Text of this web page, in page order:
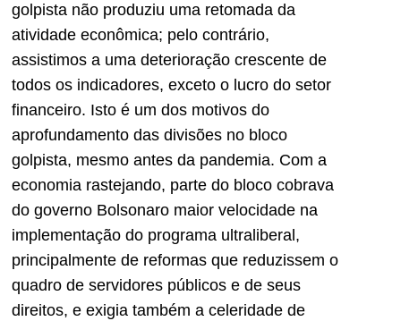
golpista não produziu uma retomada da
atividade econômica; pelo contrário,
assistimos a uma deterioração crescente de
todos os indicadores, exceto o lucro do setor
financeiro. Isto é um dos motivos do
aprofundamento das divisões no bloco
golpista, mesmo antes da pandemia. Com a
economia rastejando, parte do bloco cobrava
do governo Bolsonaro maior velocidade na
implementação do programa ultraliberal,
principalmente de reformas que reduzissem o
quadro de servidores públicos e de seus
direitos, e exigia também a celeridade de